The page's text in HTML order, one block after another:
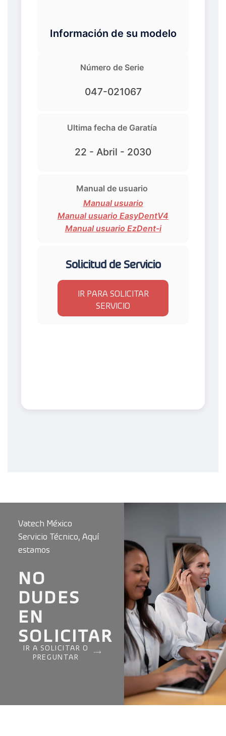
Información de su modelo
Número de Serie
047-021067
Ultima fecha de Garatía
22 - Abril - 2030
Manual de usuario
Manual usuario
Manual usuario EasyDentV4
Manual usuario EzDent-i
Solicitud de Servicio
IR PARA SOLICITAR
SERVICIO
Vatech México
Servicio Técnico, Aquí
estamos
NO
DUDES
EN
SOLICITAR
IR A SOLICITAR O
PREGUNTAR